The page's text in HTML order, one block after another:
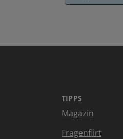
TIPPS
Magazin
Fragenflirt